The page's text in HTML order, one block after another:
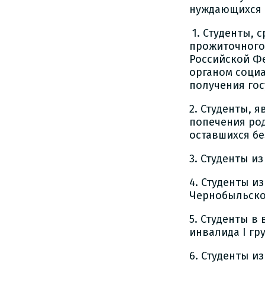
нуждающихся
1. Студенты,
Российской
органом
получения
2. Студенты,
попечения
оставшихся
3. Студенты
4. Студенты
5. Студенты в
инвалида I
6. Студенты